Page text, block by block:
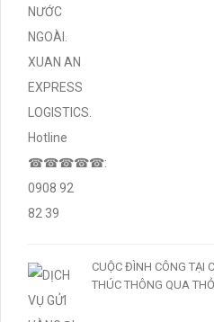
CUỘC ĐÌNH CÔNG TẠI
THÚC THÔNG QUA